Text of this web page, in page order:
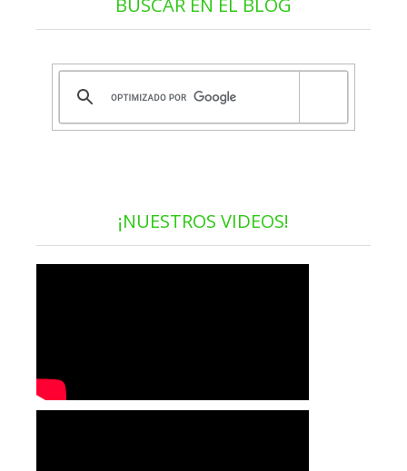
¡NUESTROS VIDEOS!